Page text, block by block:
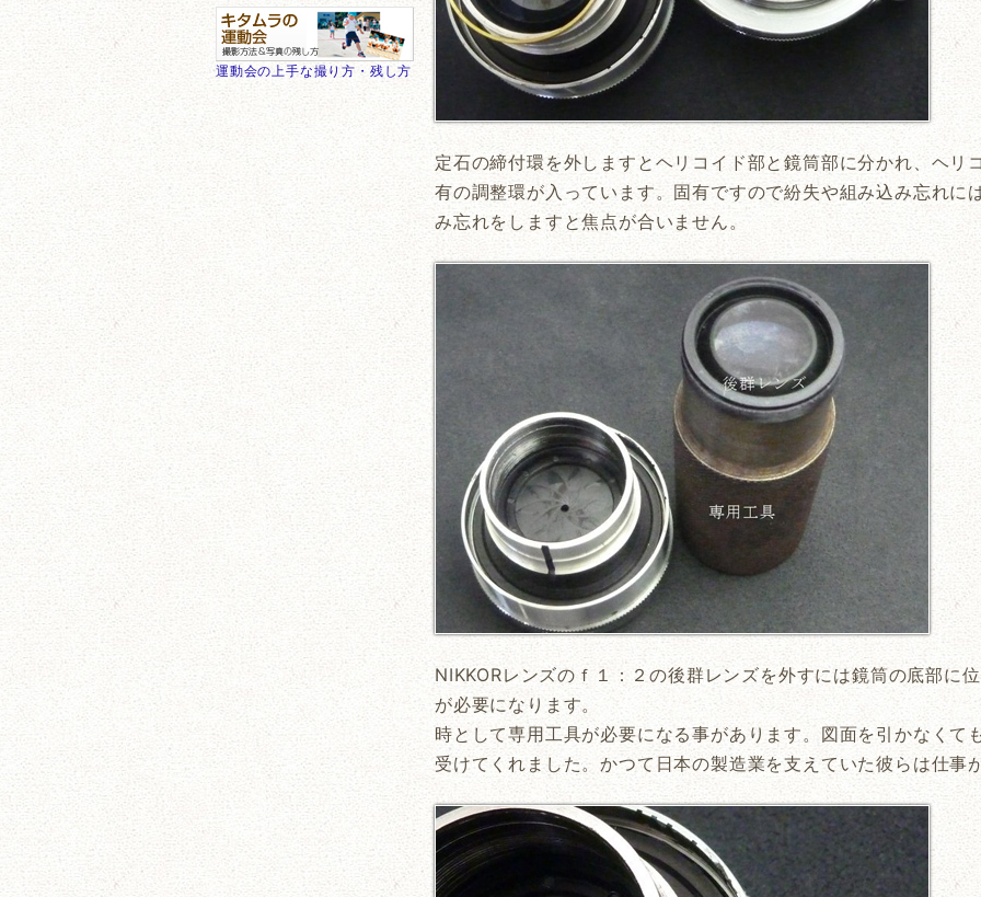
定石の締付環を外しますとヘリコイド部と鏡筒部に分かれ、ヘリ
有の調整環が入っています。固有ですので紛失や組み込み忘れに
み忘れをしますと焦点が合いません。
NIKKORレンズのｆ１：２の後群レンズを外すには鏡筒の底部に
が必要になります。
時として専用工具が必要になる事があります。図面を引かなくて
受けてくれました。かつて日本の製造業を支えていた彼らは仕事
運動会の上手な撮り方・残し方